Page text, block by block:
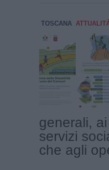
TOSCANA
generali,
servizi
che agli